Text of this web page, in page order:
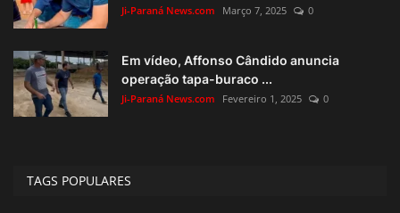
Ji-Paraná News.com Março 7, 2025 0
Em vídeo, Affonso Cândido anuncia
operação tapa-buraco ...
Ji-Paraná News.com Fevereiro 1, 2025 0
TAGS POPULARES